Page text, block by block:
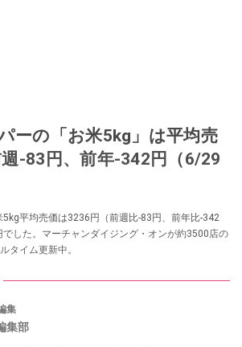
ーの「お米5kg」は平均売
-83円、前年-342円（6/29
平均売価は3236円（前週比-83円、前年比-342
した。マーチャンダイジング・オンが約3500店の
タイム更新中。
集
集部